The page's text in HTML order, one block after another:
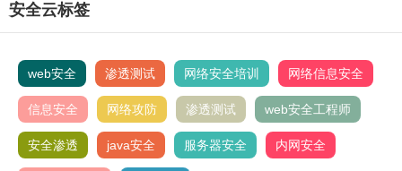
安全云标签
web安全 渗透测试 网络安全培训 网络信息安全
信息安全 网络攻防 渗透测试 web安全工程师
安全渗透 java安全 服务器安全 内网安全